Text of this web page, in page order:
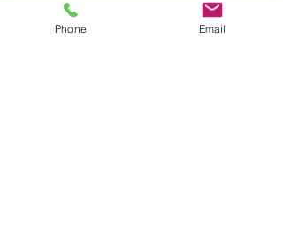
Sale ended
Phone Email